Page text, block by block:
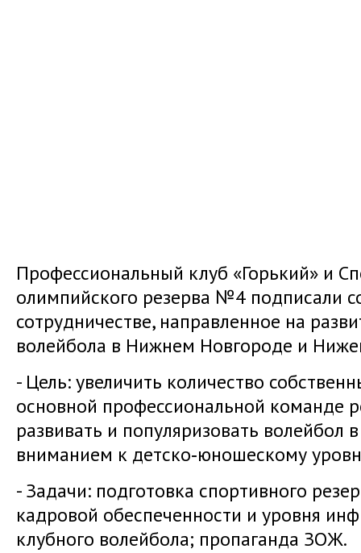
Профессиональный клуб «Горький» и
олимпийского резерва №4 подписали
сотрудничестве, направленное на
волейбола в Нижнем Новгороде и
- Цель: увеличить количество
основной профессиональной команде
развивать и популяризовать
вниманием к детско‑юношескому
- Задачи: подготовка спортивного
кадровой обеспеченности и уровня
клубного волейбола; пропаганда ЗОЖ.